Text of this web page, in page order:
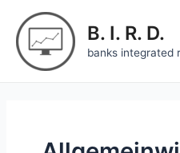
Inhalt
springen
B. I. R. D.
banks integrated